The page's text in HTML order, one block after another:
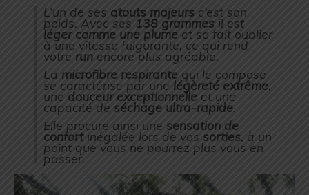
L’un de ses atouts majeurs c’est son
poids. Avec ses 138 grammes il est
léger comme une plume et se fait oublier
à une vitesse fulgurante, ce qui rend
votre run encore plus agréable.
La microfibre respirante qui le compose
se caractérise par une légèreté extrême,
une douceur exceptionnelle et une
capacité de séchage ultra-rapide.
Elle procure ainsi une sensation de
confortinégalée lors de vos sorties, à un
point que vous ne pourrez plus vous en
passer.